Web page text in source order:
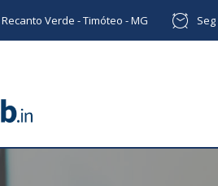
Verde - Timóteo - MG